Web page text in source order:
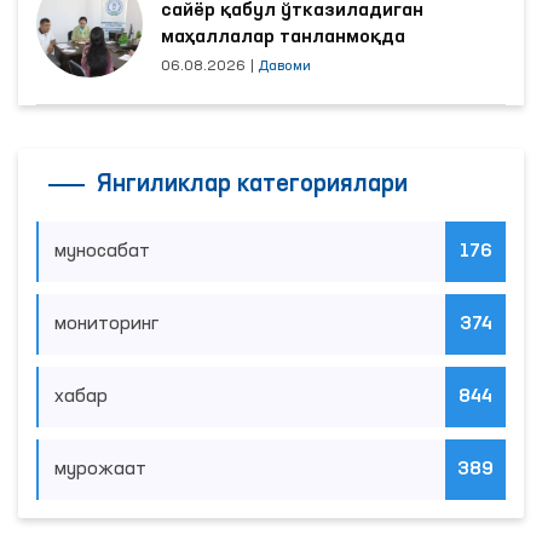
сайёр қабул ўтказиладиган
маҳаллалар танланмоқда
06.08.2026 Давоми
Янгиликлар категориялари
муносабат 176
мониторинг 374
хабар 844
мурожаат 389